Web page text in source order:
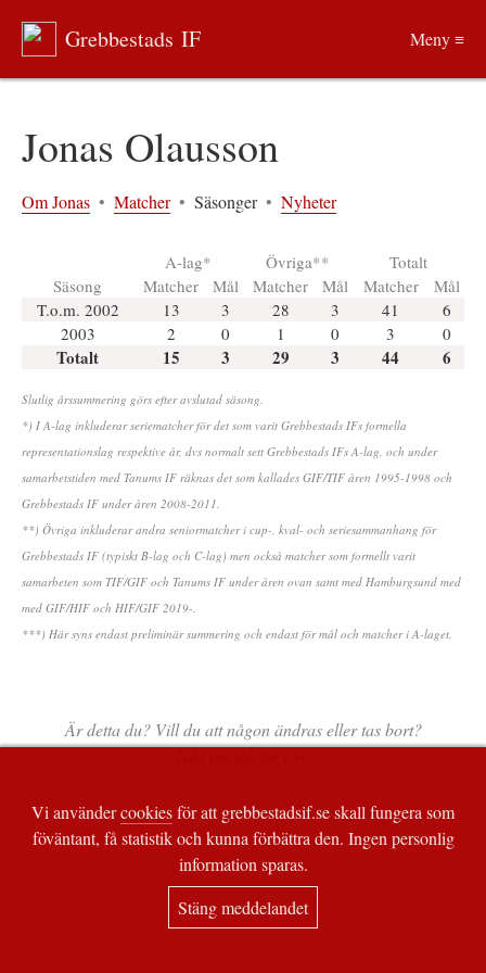
Jonas Olausson
Om Jonas • Matcher • Säsonger • Nyheter
A-lag* Övriga**
Totalt
Säsong
Matcher Mål Matcher Mål Matcher
Mål
T.o.m. 2002
13 3 28 3 41
6
2003
2 0 1 0 3 0
Totalt 15 3 29 3 44 6
Slutlig årssummering görs efter avslutad säsong.
*) I A-lag inkluderar seriematcher för det som varit Grebbestads IFs formella
representationslag respektive år, dvs normalt sett Grebbestads IFs A-lag, och under
samarbetstiden med Tanums IF räknas det som kallades GIF/TIF åren 1995-1998 och
Grebbestads IF under åren 2008-2011.
**) Övriga inkluderar andra seniormatcher i cup-, kval- och seriesammanhang för
Grebbestads IF (typiskt B-lag och C-lag) men också matcher som formellt varit
samarbeten som TIF/GIF och Tanums IF under åren ovan samt med Hamburgsund med
med GIF/HIF och HIF/GIF 2019-.
***) Här syns endast preliminär summering och endast för mål och matcher i A-laget.
Är detta du? Vill du att någon ändras eller tas bort?
Grebbestads IF Meny ≡
Vi användercookiesför att grebbestadsif.se skall fungera som
föväntant, få statistik och kunna förbättra den. Ingen personlig
information sparas.
Stäng meddelandet